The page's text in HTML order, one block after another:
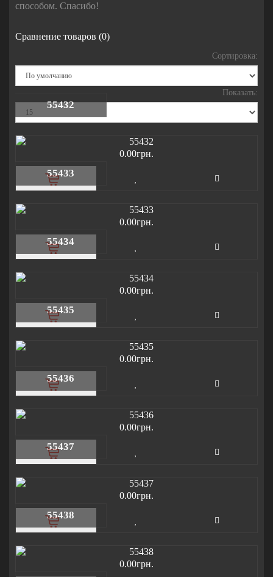
способом. Спасибо!
Сравнение товаров (0)
Сортировка:
Показать:
55432
0.00грн.
55433
0.00грн.
55434
0.00грн.
55435
0.00грн.
55436
0.00грн.
55437
0.00грн.
55438
0.00грн.